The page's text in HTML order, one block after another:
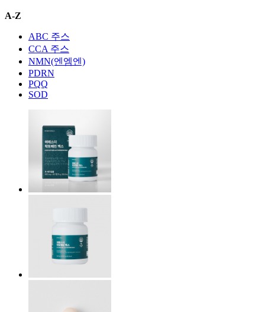
A-Z
ABC 주스
CCA 주스
NMN(엔엠엔)
PDRN
PQQ
SOD